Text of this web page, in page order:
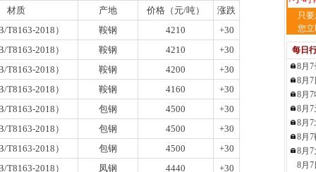
材质 产地 价格（元/吨）
涨跌
T8163-2018）
鞍钢 4210
+30
T8163-2018）
鞍钢 4210
+30
T8163-2018）
鞍钢 4200
+30
T8163-2018）
鞍钢 4160
+30
T8163-2018）
包钢 4500
+30
T8163-2018）
包钢 4500
+30
T8163-2018）
包钢 4500
+30
T8163-2018）
凤钢 4440
+30
天
现货
裂..
7小时
舞
现货
23小
河
现货
1天前
舞
现货
只
您
每日
8月
8月
8月
8月
8月
8月
8月
8月